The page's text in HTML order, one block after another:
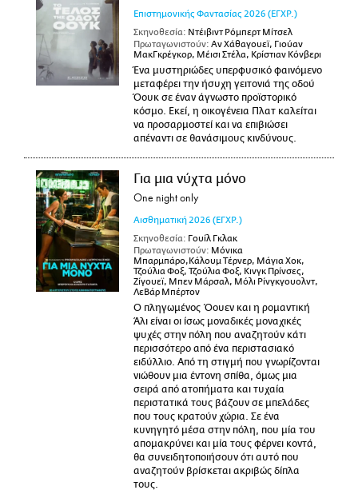
Επιστημονικής Φαντασίας 2026 (ΕΓΧΡ.)
Σκηνοθεσία: Ντέιβιντ Ρόμπερτ Μίτσελ
Πρωταγωνιστούν: Αν Χάθαγουεϊ, Γιούαν
ΜακΓκρέγκορ, Μέισι Στέλα, Κρίστιαν Κόνβερι
Ένα μυστηριώδες υπερφυσικό φαινόμενο
μεταφέρει την ήσυχη γειτονιά της οδού
Όουκ σε έναν άγνωστο προϊστορικό
κόσμο. Εκεί, η οικογένεια Πλατ καλείται
να προσαρμοστεί και να επιβιώσει
απέναντι σε θανάσιμους κινδύνους.
Για μια νύχτα μόνο
One night only
Αισθηματική 2026 (ΕΓΧΡ.)
Σκηνοθεσία: Γουίλ Γκλακ
Πρωταγωνιστούν: Μόνικα
Μπαρμπάρο,Κάλουμ Τέρνερ, Μάγια Χοκ,
Τζούλια Φοξ, Τζούλια Φοξ, Κινγκ Πρίνσες,
Ζίγουεϊ, Μπεν Μάρσαλ, Μόλι Ρίνγκγουολντ,
ΛεΒάρ Μπέρτον
Ο πληγωμένος Όουεν και η ρομαντική
Άλι είναι οι ίσως μοναδικές μοναχικές
ψυχές στην πόλη που αναζητούν κάτι
περισσότερο από ένα περιστασιακό
ειδύλλιο. Από τη στιγμή που γνωρίζονται
νιώθουν μια έντονη σπίθα, όμως μια
σειρά από ατοπήματα και τυχαία
περιστατικά τους βάζουν σε μπελάδες
που τους κρατούν χώρια. Σε ένα
κυνηγητό μέσα στην πόλη, που μία του
απομακρύνει και μία τους φέρνει κοντά,
θα συνειδητοποιήσουν ότι αυτό που
αναζητούν βρίσκεται ακριβώς δίπλα
τους.